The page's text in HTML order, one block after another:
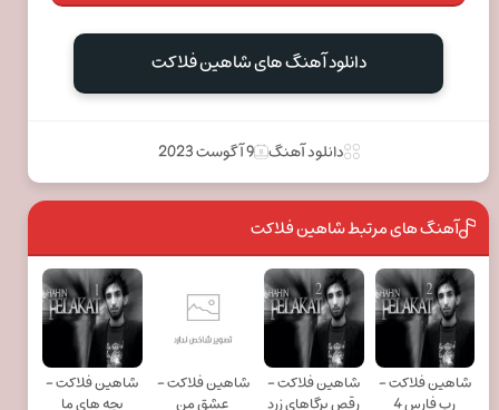
دانلود آهنگ های شاهین فلاکت
دانلود آهنگ 9 آگوست 2023
آهنگ های مرتبط شاهین فلاکت
شاهین فلاکت -
رپ فارس 4
شاهین فلاکت -
رقص برگاهای زرد
شاهین فلاکت -
عشق من
شاهین فلاکت -
بچه های ما